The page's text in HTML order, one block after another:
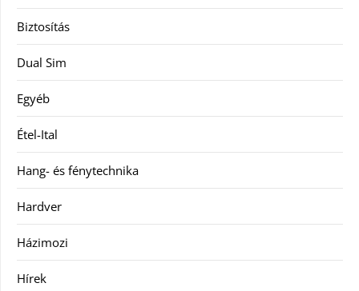
Biztosítás
Dual Sim
Egyéb
Étel-Ital
Hang- és fénytechnika
Hardver
Házimozi
Hírek